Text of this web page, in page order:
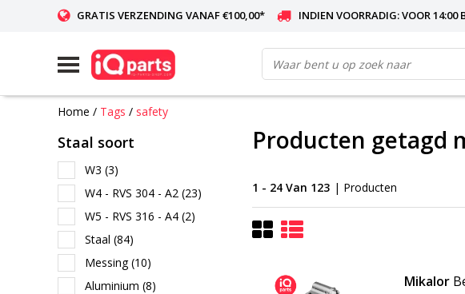
GRATIS VERZENDING VANAF €100,00* INDIEN VOORRADIG: VOOR 14:00
Home / Tags / safety
Staal soort
W3 (3)
W4 - RVS 304 - A2 (23)
W5 - RVS 316 - A4 (2)
Staal (84)
Messing(10)
Aluminium (8)
Producten getagd
1 - 24 Van 123 | Producten
Mikalor